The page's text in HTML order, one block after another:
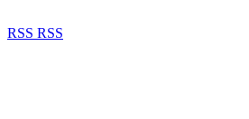
RSS RSS